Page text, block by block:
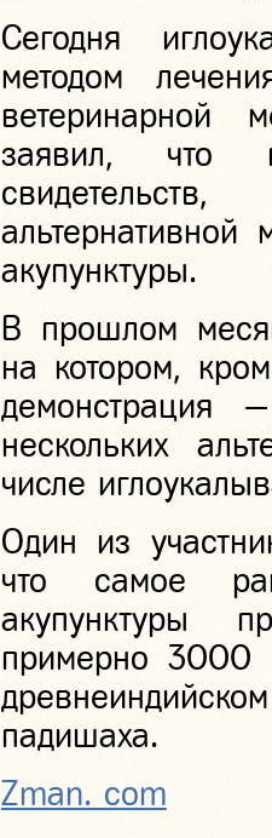
Сегодня
методом
ветеринарной
заявил, что
акупунктуры.
В прошлом
на котором,
демонстрация
нескольких
числе
Один из
что самое
акупунктуры
примерно 3000
падишаха.
Zman. com